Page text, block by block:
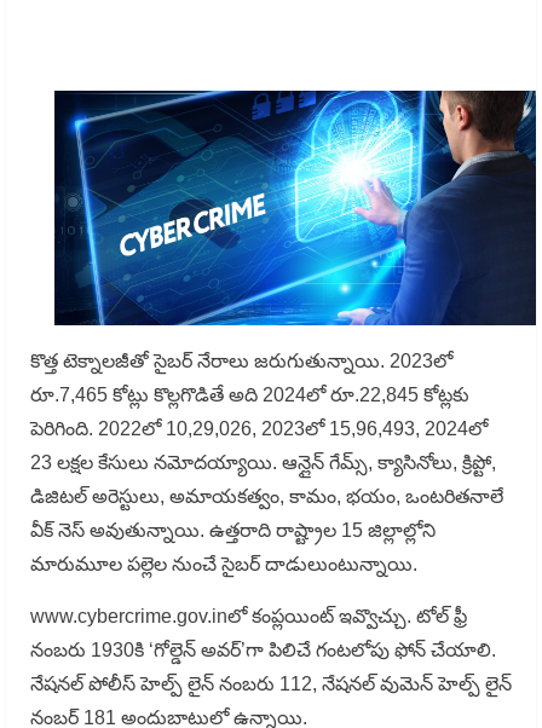
కొత్త టెక్నాలజీతో సైబర్ నేరాలు జరుగుతున్నాయి. 2023లో
రూ.7,465 కోట్లు కొల్లగొడితే అది 2024లో రూ.22,845 కోట్లకు
పెరిగింది. 2022లో 10,29,026, 2023లో 15,96,493, 2024లో
23 లక్షల కేసులు నమోదయ్యాయి. ఆన్లైన్ గేమ్స్, క్యాసినోలు, క్రిప్టో,
డిజిటల్ అరెస్టులు, అమాయకత్వం, కామం, భయం, ఒంటరితనాలే
వీక్ నెస్ అవుతున్నాయి. ఉత్తరాది రాష్ట్రాల 15 జిల్లాల్లోని
మారుమూల పల్లెల నుంచే సైబర్ దాడులుంటున్నాయి.
www.cybercrime.gov.inలో కంప్లయింట్ ఇవ్వొచ్చు. టోల్ ఫ్రీ
నంబరు 1930కి ‘గోల్డెన్ అవర్’గా పిలిచే గంటలోపు ఫోన్ చేయాలి.
నేషనల్ పోలీస్ హెల్ప్ లైన్ నంబరు 112, నేషనల్ వుమెన్ హెల్ప్ లైన్
నంబర్ 181 అందుబాటులో ఉన్నాయి.